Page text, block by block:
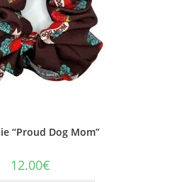
“Proud Dog Mom”
12.00€